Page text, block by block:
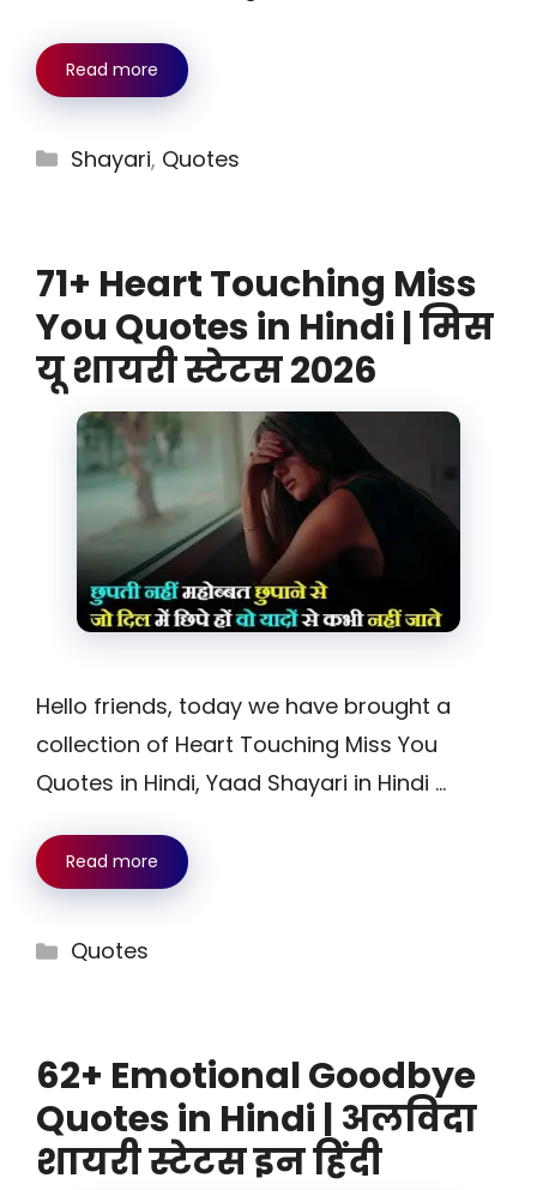
Read more
Categories
Shayari, Quotes
71+ Heart Touching Miss
You Quotes in Hindi | मिस
यू शायरी स्टेटस 2026
Hello friends, today we have brought a
collection of Heart Touching Miss You
Quotes in Hindi, Yaad Shayari in Hindi …
Read more
Categories
Quotes
62+ Emotional Goodbye
Quotes in Hindi | अलविदा
शायरी स्टेटस इन हिंदी